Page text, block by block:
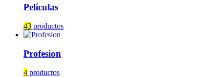
Películas
43 productos
Profesion
4 productos